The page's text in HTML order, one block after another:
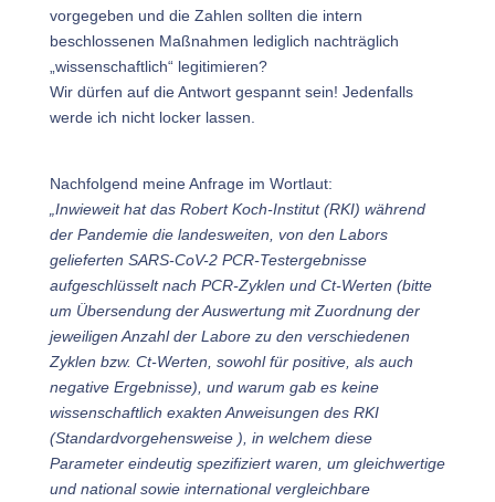
vorgegeben und die Zahlen sollten die intern
beschlossenen Maßnahmen lediglich nachträglich
„wissenschaftlich“ legitimieren?
Wir dürfen auf die Antwort gespannt sein! Jedenfalls
werde ich nicht locker lassen.
Nachfolgend meine Anfrage im Wortlaut:
„Inwieweit hat das Robert Koch-Institut (RKI) während
der Pandemie die landesweiten, von den Labors
gelieferten SARS-CoV-2 PCR-Testergebnisse
aufgeschlüsselt nach PCR-Zyklen und Ct-Werten (bitte
um Übersendung der Auswertung mit Zuordnung der
jeweiligen Anzahl der Labore zu den verschiedenen
Zyklen bzw. Ct-Werten, sowohl für positive, als auch
negative Ergebnisse), und warum gab es keine
wissenschaftlich exakten Anweisungen des RKI
(Standardvorgehensweise ), in welchem diese
Parameter eindeutig spezifiziert waren, um gleichwertige
und national sowie international vergleichbare